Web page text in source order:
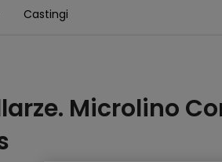
Castingi
Microlino